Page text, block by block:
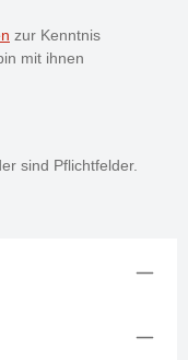
zur Kenntnis
mit ihnen
sind Pflichtfelder.